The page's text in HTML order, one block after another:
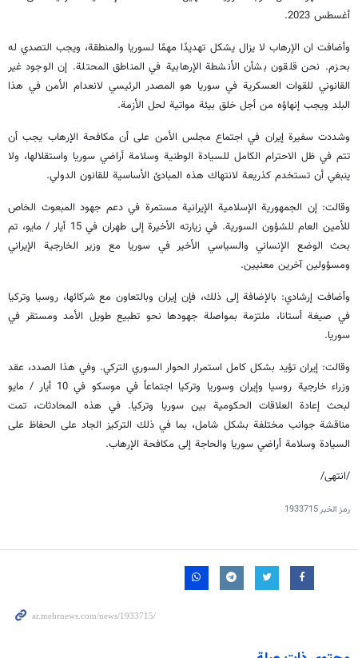
أغسطس 2023.
وأضافت ان الإرهاب لا يزال يشكل تهديدًا مهمًا لسوريا والمنطقة، ويجب التصدي له
بحزم. نحن قلقون بشأن الأنشطة الإرهابية في المناطق المحتلة. إن الوجود غير
القانوني للقوات العسكرية في سوريا هو المصدر الرئيسي لانعدام الأمن في هذا
البلد ويجب إنهاؤه من أجل خلق بيئة مواتية لحل الأزمة.
وشددت سفيرة إيران في اجتماع مجلس الأمن على أن مكافحة الإرهاب يجب أن
تتم في ظل الاحترام الكامل للسيادة الوطنية وسلامة أراضي سوريا واستقلالها، ولا
ينبغي أن تستخدم كذريعة لانتهاك هذه المبادئ الأساسية للقانون الدولي.
وقالت: إن الجمهورية الإسلامية الإيرانية مستمرة في دعم جهود المبعوث الخاص
للأمين العام للشؤون السورية. في زيارته الأخيرة إلى طهران في 15 أيار / مايو، تم
بحث الوضع الإنساني والسياسي الأخير في سوريا مع وزير الخارجية الإيراني
ومسؤولين آخرين معنيين.
وأضافت إرشادي: بالإضافة إلى ذلك، فإن إيران وبالتعاون مع شركائها، روسيا وتركيا
في صيغة أستانا، ملتزمة بمواصلة جهودها نحو تطبيع طويل الأمد ومستقر في
سوريا.
وقالت: إيران تؤيد بشكل كامل استمرار الحوار السوري التركي. وفي هذا الصدد، عقد
وزراء خارجية روسيا وإيران وسوريا وتركيا اجتماعاً في موسكو في 10 أيار / مايو
لبحث إعادة العلاقات الحكومية بين سوريا وتركيا. في هذه المحادثات، تمت
مناقشة جوانب مختلفة بشكل شامل، بما في ذلك التركيز الجاد على الحفاظ على
السيادة وسلامة أراضي سوريا والحاجة إلى مكافحة الإرهاب.
/انتهى/
رمز الخبر1933715